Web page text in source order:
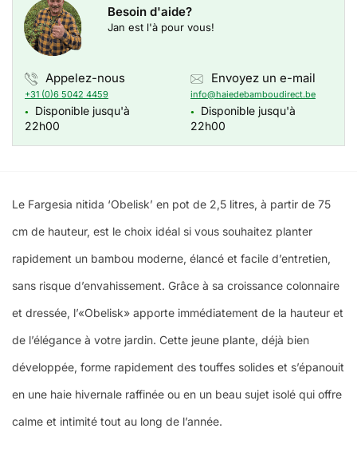
Besoin d'aide?
Jan est l'à pour vous!
Appelez-nous
+31 (0)6 5042 4459
●
Disponible jusqu'à
22h00
Envoyez un e-mail
info@haiedebamboudirect.be
●
Disponible jusqu'à
22h00
Le Fargesia nitida ‘Obelisk’ en pot de 2,5 litres, à partir de 75
cm de hauteur, est le choix idéal si vous souhaitez planter
rapidement un bambou moderne, élancé et facile d’entretien,
sans risque d’envahissement. Grâce à sa croissance colonnaire
et dressée, l’«Obelisk» apporte immédiatement de la hauteur et
de l’élégance à votre jardin. Cette jeune plante, déjà bien
développée, forme rapidement des touffes solides et s’épanouit
en une haie hivernale raffinée ou en un beau sujet isolé qui offre
calme et intimité tout au long de l’année.